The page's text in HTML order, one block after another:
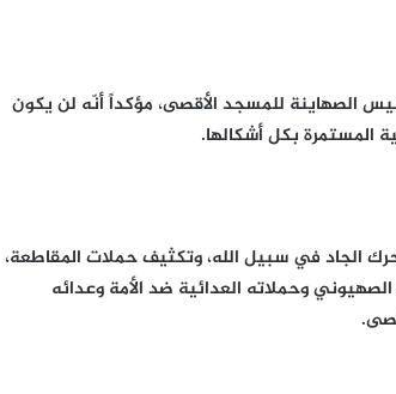
الصهاينة للمسجد الأقصى، مؤكداً أنّه لن يكون
المستمرة بكل أشكالها.
الجاد في سبيل الله، وتكثيف حملات المقاطعة،
وحملاته العدائية ضد الأمة وعدائه